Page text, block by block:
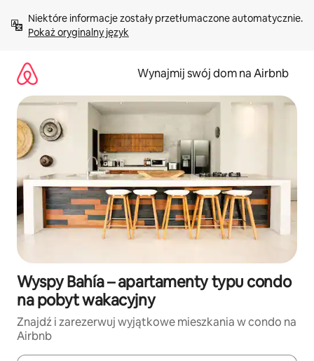
treści Pokaż oryginalny język
Wynajmij swój dom na Airbnb
Wyspy Bahía – apartamenty typu condo
na pobyt wakacyjny
Znajdź i zarezerwuj wyjątkowe mieszkania w condo na
Airbnb